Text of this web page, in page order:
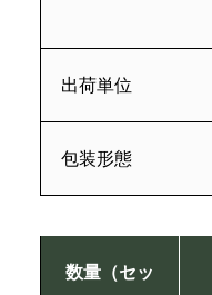
出荷単位
包装形態
数量（セッ